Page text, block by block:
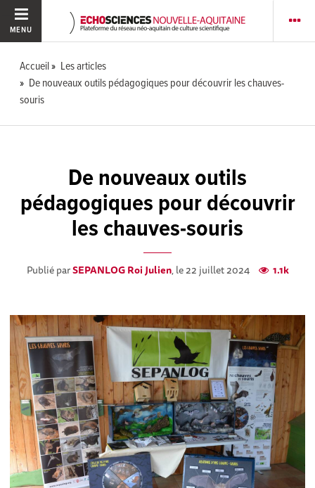
MENU
Accueil
Les articles
De nouveaux outils pédagogiques pour découvrir les chauves-
souris
De nouveaux outils
pédagogiques pour découvrir
les chauves-souris
Publié parSEPANLOG Roi Julien, le 22 juillet 2024 1.1k